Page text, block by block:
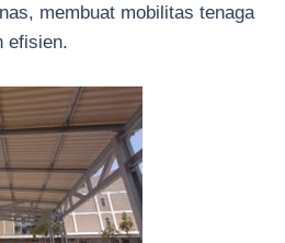
membuat mobilitas tenaga
efisien.